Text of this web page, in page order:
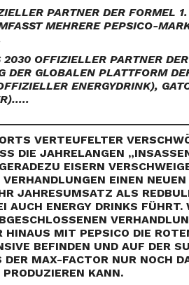
PARTNER DER FORMEL
MEHRERE PEPSICO-
OFFIZIELLER PARTNER
DER GLOBALEN PLATTFORM
ENERGYDRINK),
VERTEUFELTER
DIE JAHRELANGEN
EISERN
EINEN
JAHRESUMSATZ ALS
AUCH ENERGY DRINKS FÜHRT.
HINAUS MIT PEPSICO DIE
BEFINDEN UND AUF DER
DER MAX-FACTOR NUR NOCH
KANN.